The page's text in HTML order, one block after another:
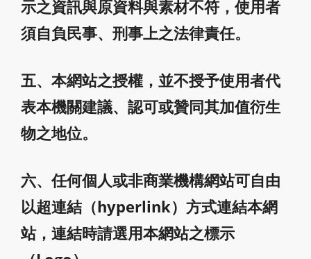
示之資訊與原資料與素材不符，使用者
須自負民事、刑事上之法律責任。
五、本網站之授權，並不授予使用者代
表本機關建議、認可或贊同其加值衍生
物之地位。
六、任何個人或非商業機構網站可自由
以超連結（hyperlink）方式連結本網
站，連結時請選用本網站之標示